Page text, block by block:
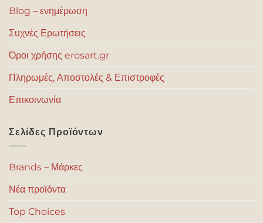
Blog – ενημέρωση
Συχνές Ερωτήσεις
Όροι χρήσης erosart.gr
Πληρωμές, Αποστολές & Επιστροφές
Επικοινωνία
Σελίδες Προϊόντων
Brands – Μάρκες
Νέα προϊόντα
Top Choices